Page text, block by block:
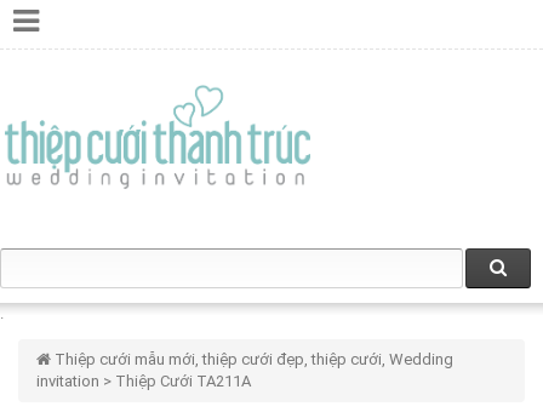
Thiệp cưới mẫu mới, thiệp cưới đẹp, thiệp cưới, Wedding
invitation > Thiệp Cưới TA211A